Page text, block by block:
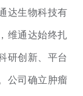
达生物科技有
维通达始终扎
研创新、平台
公司确立肿瘤